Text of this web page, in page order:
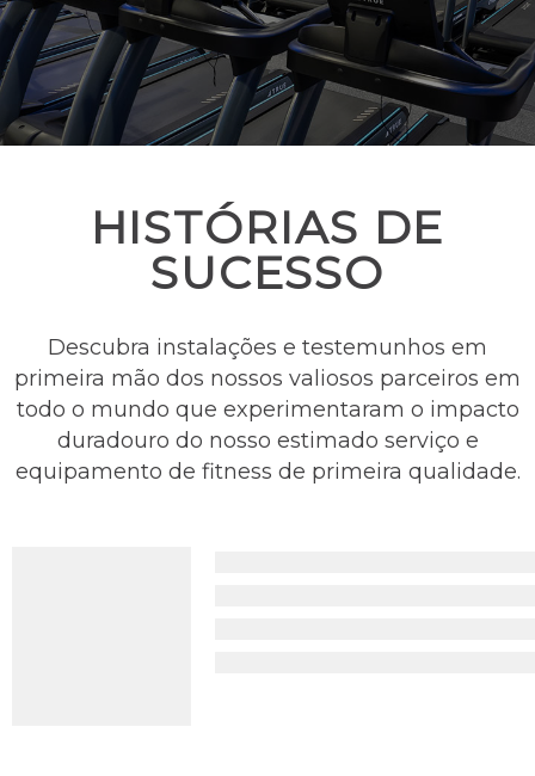
HISTÓRIAS DE
SUCESSO
Descubra instalações e testemunhos em
primeira mão dos nossos valiosos parceiros em
todo o mundo que experimentaram o impacto
duradouro do nosso estimado serviço e
equipamento de fitness de primeira qualidade.